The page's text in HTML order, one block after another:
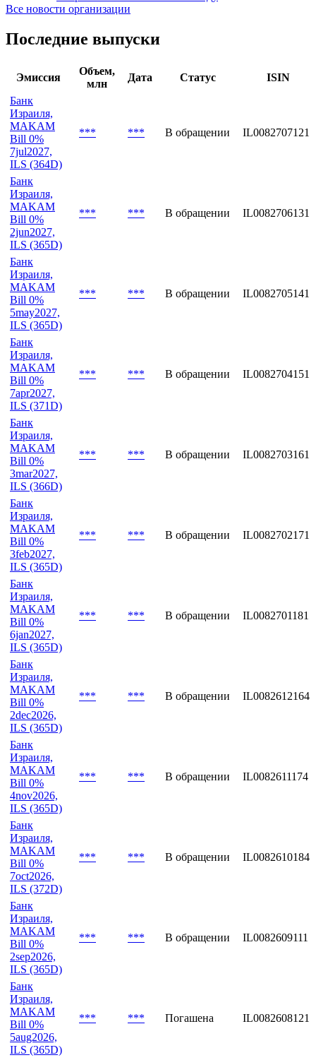
Все новости организации
Последние выпуски
Эмиссия
Объем,
млн
Дата Статус
ISIN
Банк
Израиля,
MAKAM
Bill 0%
7jul2027,
ILS (364D)
*** *** В обращении IL0082707121
Банк
Израиля,
MAKAM
Bill 0%
2jun2027,
ILS (365D)
*** *** В обращении IL0082706131
Банк
Израиля,
MAKAM
Bill 0%
5may2027,
ILS (365D)
*** *** В обращении IL0082705141
Банк
Израиля,
MAKAM
Bill 0%
7apr2027,
ILS (371D)
*** *** В обращении IL0082704151
Банк
Израиля,
MAKAM
Bill 0%
3mar2027,
ILS (366D)
*** *** В обращении IL0082703161
Банк
Израиля,
MAKAM
Bill 0%
3feb2027,
ILS (365D)
*** *** В обращении IL0082702171
Банк
Израиля,
MAKAM
Bill 0%
6jan2027,
ILS (365D)
*** *** В обращении IL0082701181
Банк
Израиля,
MAKAM
Bill 0%
2dec2026,
ILS (365D)
*** *** В обращении IL0082612164
Банк
Израиля,
MAKAM
Bill 0%
4nov2026,
ILS (365D)
*** *** В обращении IL0082611174
Банк
Израиля,
MAKAM
Bill 0%
7oct2026,
ILS (372D)
*** *** В обращении IL0082610184
Банк
Израиля,
MAKAM
Bill 0%
2sep2026,
ILS (365D)
*** *** В обращении IL0082609111
Банк
Израиля,
MAKAM
Bill 0%
5aug2026,
ILS (365D)
*** *** Погашена IL0082608121